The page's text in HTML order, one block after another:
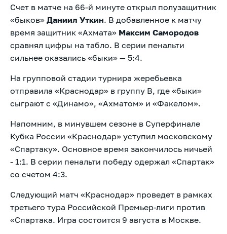
Счет в матче на 66-й минуте открыл полузащитник
«быков» Даниил Уткин. В добавленное к матчу
время защитник «Ахмата» Максим Самородов
сравнял цифры на табло. В серии пенальти
сильнее оказались «быки» — 5:4.
На групповой стадии турнира жеребьевка
отправила «Краснодар» в группу B, где «быки»
сыграют с «Динамо», «Ахматом» и «Факелом».
Напомним, в минувшем сезоне в Суперфинале
Кубка России «Краснодар» уступил московскому
«Спартаку». Основное время закончилось ничьей
- 1:1. В серии пенальти победу одержал «Спартак»
со счетом 4:3.
Следующий матч «Краснодар» проведет в рамках
третьего тура Российской Премьер-лиги против
«Спартака. Игра состоится 9 августа в Москве.